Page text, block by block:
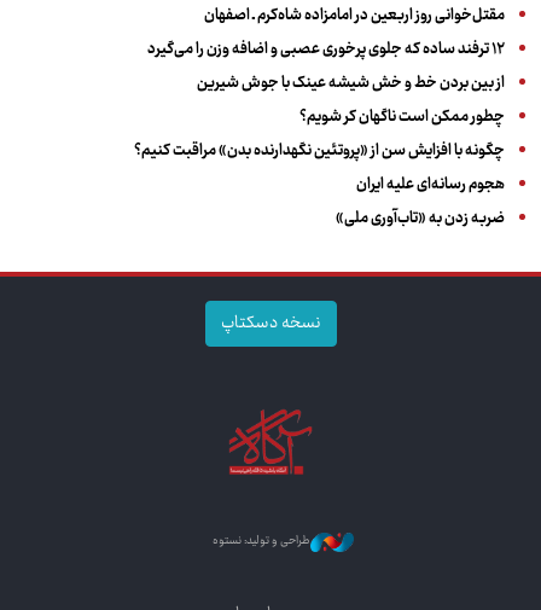
مقتل‌خوانی روز اربعین در امامزاده شاه‌کرم ـ اصفهان
۱۲ ترفند ساده که جلوی پرخوری عصبی و اضافه ‌وزن را می‌گیرد
از بین بردن خط و خش شیشه عینک با جوش شیرین
چطور ممکن است ناگهان کر شویم؟
چگونه با افزایش سن از «پروتئین نگهدارنده بدن» مراقبت کنیم؟
هجوم رسانه‌ای علیه ایران
ضربه زدن به «تاب‌آوری ملی»
نسخه دسکتاپ
طراحی و تولید: نستوه